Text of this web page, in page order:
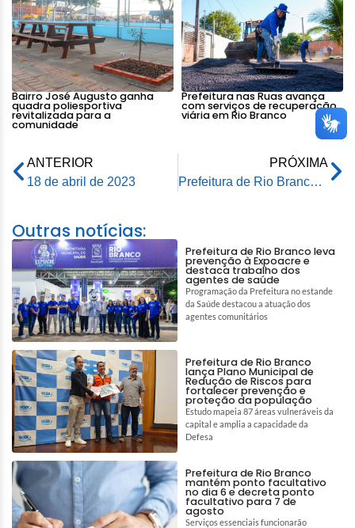
Bairro José Augusto ganha
quadra poliesportiva
revitalizada para a
comunidade
Prefeitura nas Ruas avança
com serviços de recuperação
viária em Rio Branco
ANTERIOR
18 de abril de 2023
PRÓXIMA
Prefeitura de Rio Branco e Governo do Estado se reúnem para tratar do Programa Ruas do Povo
Outras notícias:
Prefeitura de Rio Branco leva
prevenção à Expoacre e
destaca trabalho dos
agentes de saúde
Programação da Prefeitura no estande
da Saúde destacou a atuação dos
agentes comunitários
Prefeitura de Rio Branco
lança Plano Municipal de
Redução de Riscos para
fortalecer prevenção e
proteção da população
Estudo mapeia 87 áreas vulneráveis da
capital e amplia a capacidade da
Defesa
Prefeitura de Rio Branco
mantém ponto facultativo
no dia 6 e decreta ponto
facultativo para 7 de
agosto
Serviços essenciais funcionarão